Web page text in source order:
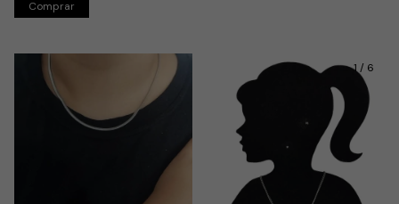
1 / 6